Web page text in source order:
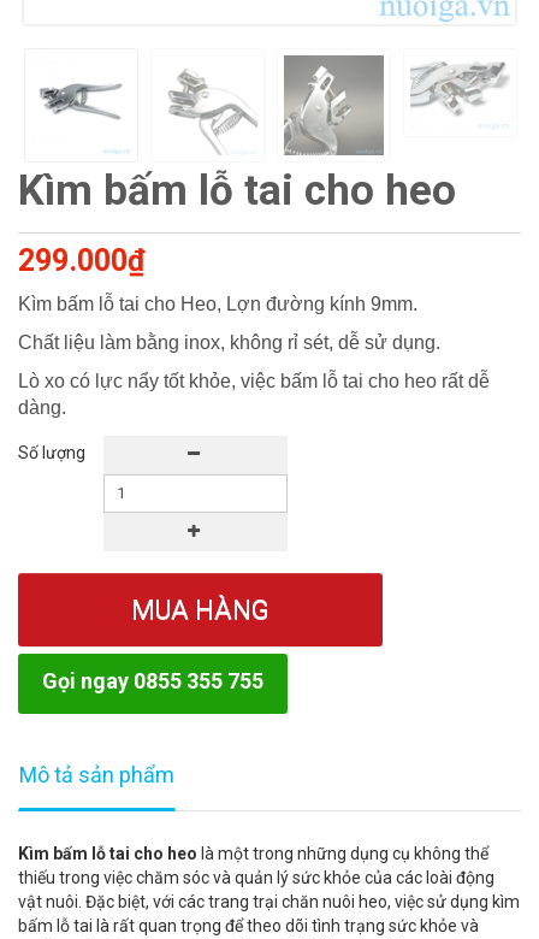
Kìm bấm lỗ tai cho heo
299.000₫
Kìm bấm lỗ tai cho Heo, Lợn đường kính 9mm.
Chất liệu làm bằng inox, không rỉ sét, dễ sử dụng.
Lò xo có lực nẩy tốt khỏe, việc bấm lỗ tai cho heo rất dễ
dàng.
Số lượng
MUA HÀNG
Gọi ngay 0855 355 755
Mô tả sản phẩm
Kìm bấm lỗ tai cho heo là một trong những dụng cụ không thể
thiếu trong việc chăm sóc và quản lý sức khỏe của các loài động
vật nuôi. Đặc biệt, với các trang trại chăn nuôi heo, việc sử dụng kìm
bấm lỗ tai là rất quan trọng để theo dõi tình trạng sức khỏe và